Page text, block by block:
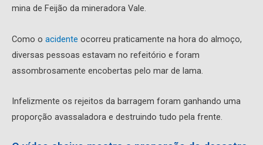
mina de Feijão da mineradora Vale.
Como o acidente ocorreu praticamente na hora do almoço,
diversas pessoas estavam no refeitório e foram
assombrosamente encobertas pelo mar de lama.
Infelizmente os rejeitos da barragem foram ganhando uma
proporção avassaladora e destruindo tudo pela frente.